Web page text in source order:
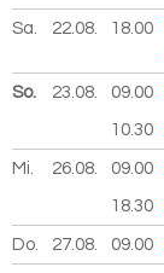
Sa. 22.08. 2026
18.00
So. 23.08. 2026
09.00
10.30
Mi. 26.08. 2026
09.00
18.30
Do. 27.08. 2026
09.00